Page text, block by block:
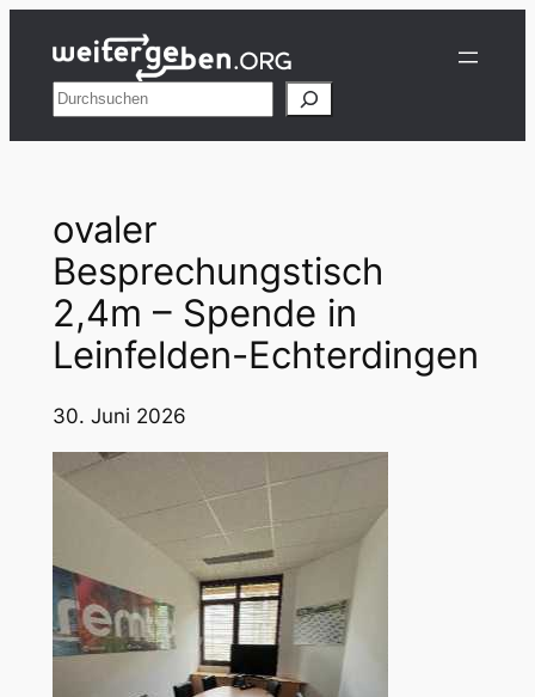
Inhalt
springenSuchen
ovaler
Besprechungstisch
2,4m – Spende in
Leinfelden-Echterdingen
30. Juni 2026